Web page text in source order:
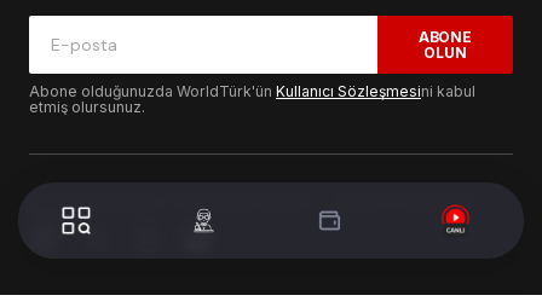
ABONE
OLUN
Abone olduğunuzda WorldTürk'ün Kullanıcı Sözleşmesini kabul
etmiş olursunuz.
© 2024 WorldTurk. Tüm Hakları Saklıdır. - Tasarım & Geliştirme :
Volion's